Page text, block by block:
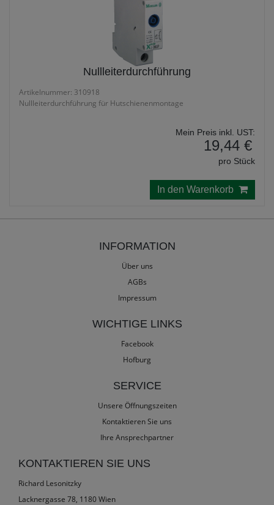
Nullleiterdurchführung
Artikelnummer: 310918
Nullleiterdurchführung für Hutschienenmontage
Mein Preis inkl. UST:
19,44 €
pro Stück
In den Warenkorb
INFORMATION
Über uns
AGBs
Impressum
WICHTIGE LINKS
Facebook
Hofburg
SERVICE
Unsere Öffnungszeiten
Kontaktieren Sie uns
Ihre Ansprechpartner
KONTAKTIEREN SIE UNS
Richard Lesonitzky
Lacknergasse 78, 1180 Wien